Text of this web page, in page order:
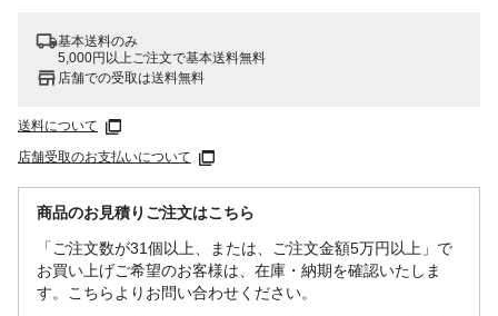
基本送料のみ
5,000円以上ご注文で基本送料無料
店舗での受取は送料無料
送料について
店舗受取のお支払いについて
商品のお見積りご注文はこちら
「ご注文数が31個以上、または、ご注文金額5万円以上」で
お買い上げご希望のお客様は、在庫・納期を確認いたしま
す。こちらよりお問い合わせください。